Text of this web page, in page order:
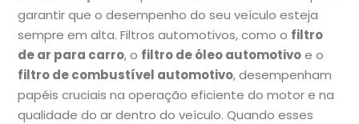
garantir que o desempenho do seu veículo esteja
sempre em alta. Filtros automotivos, como o filtro
de ar para carro, o filtro de óleo automotivoe o
filtro de combustível automotivo, desempenham
papéis cruciais na operação eficiente do motor e na
qualidade do ar dentro do veículo. Quando esses